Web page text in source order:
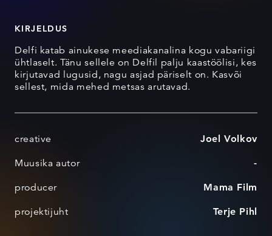
KIRJELDUS
Delfi katab ainukese meediakanalina kogu vabariigi
ühtlaselt. Tänu sellele on Delfil palju kaastöölisi, kes
kirjutavad lugusid, nagu asjad päriselt on. Kasvõi
sellest, mida mehed metsas arutavad.
creative Joel Volkov
Muusika autor -
producer Mama Film
projektijuht Terje Pihl